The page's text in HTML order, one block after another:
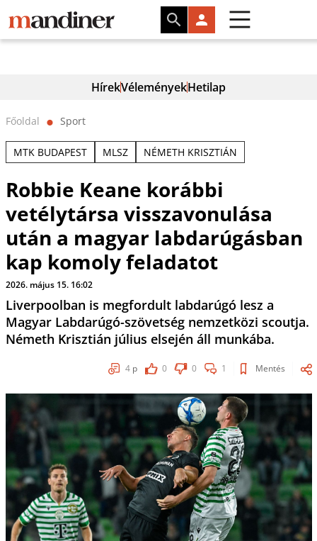
HírekVéleményekHetilap
Főoldal ⬤ Sport
MTK BUDAPEST MLSZ NÉMETH KRISZTIÁN
Robbie Keane korábbi
vetélytársa visszavonulása
után a magyar labdarúgásban
kap komoly feladatot
2026. május 15. 16:02
Liverpoolban is megfordult labdarúgó lesz a
Magyar Labdarúgó-szövetség nemzetközi scoutja.
Németh Krisztián július elsején áll munkába.
4 p 0 0 1 Mentés